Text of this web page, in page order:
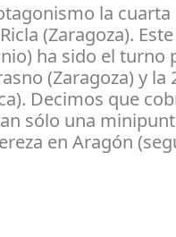
la cuarta
(Zaragoza).
ha sido el turno
(Zaragoza) y la
Decimos que
sólo una
en Aragón